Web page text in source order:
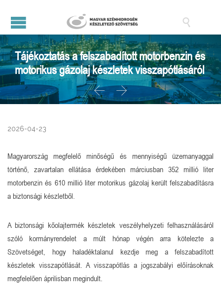

Tájékoztatás a felszabadított motorbenzin és
motorikus gázolaj készletek visszapótlásáról
 
2026-04-23
Magyarország megfelelő minőségű és mennyiségű üzemanyaggal
történő, zavartalan ellátása érdekében márciusban 352 millió liter
motorbenzin és 610 millió liter motorikus gázolaj került felszabadításra
a biztonsági készletből.
A biztonsági kőolajtermék készletek veszélyhelyzeti felhasználásáról
szóló kormányrendelet a múlt hónap végén arra kötelezte a
Szövetséget, hogy haladéktalanul kezdje meg a felszabadított
készletek visszapótlását. A visszapótlás a jogszabályi előírásoknak
megfelelően áprilisban megindult.